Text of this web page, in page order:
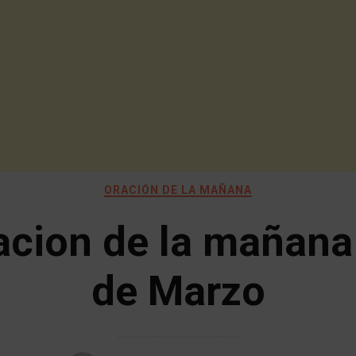
ORACIÓN DE LA MAÑANA
de la
de Marzo